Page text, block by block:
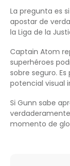
La pregunta es
apostar de
la Liga de la
Captain Atom
superhéroes
sobre seguro.
potencial visual
Si Gunn sabe
momento de